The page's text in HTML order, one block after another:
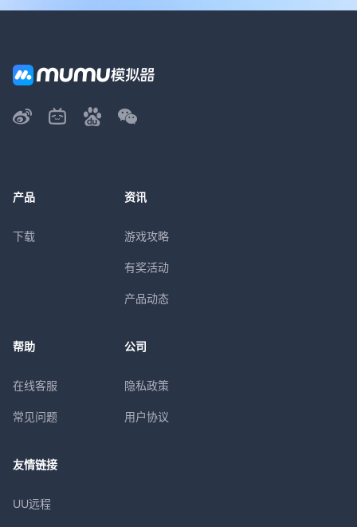
产品
下载
资讯
游戏攻略
有奖活动
产品动态
帮助
在线客服
常见问题
公司
隐私政策
用户协议
友情链接
UU远程